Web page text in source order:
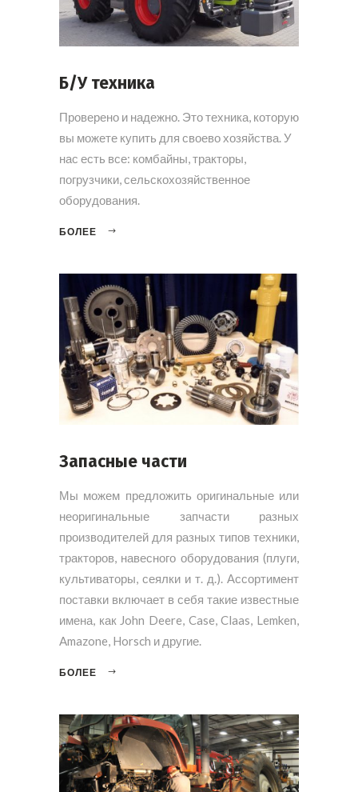
Б/У техника
Проверено и надежно. Это техника, которую
вы можете купить для своево хозяйства. У
нас есть все: комбайны, тракторы,
погрузчики, сельскохозяйственное
оборудования.
БОЛЕЕ
Запасные части
Мы можем предложить оригинальные или
неоригинальные запчасти разных
производителей для разных типов техники,
тракторов, навесного оборудования (плуги,
культиваторы, сеялки и т. д.). Ассортимент
поставки включает в себя такие известные
имена, как John Deere, Case, Claas, Lemken,
Amazone, Horsch и другие.
БОЛЕЕ